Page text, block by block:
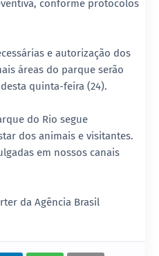
conforme protocolos
e autorização dos
áreas do parque serão
quinta-feira (24).
do Rio segue
dos animais e visitantes.
em nossos canais
da Agência Brasil